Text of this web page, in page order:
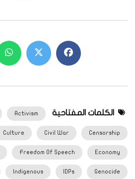
الكلمات المفتاحية Activism
Censorship
Civil War
Culture
Economy
Freedom Of Speech
Genocide
IDPs
Indigenous